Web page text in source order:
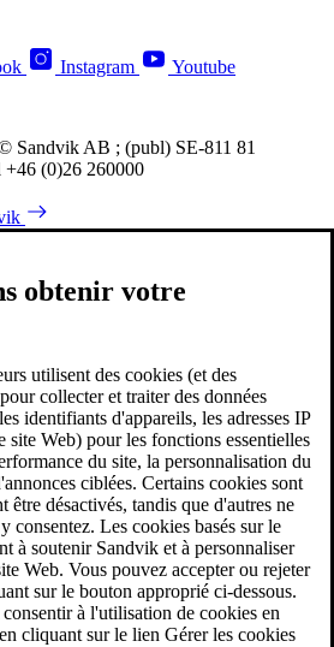
Instagram Youtube
Sandvik AB ; (publ) SE-811 81
+46 (0)26 260000
obtenir votre
utilisent des cookies (et des
collecter et traiter des données
identifiants d'appareils, les adresses IP
site Web) pour les fonctions essentielles
du site, la personnalisation du
ciblées. Certains cookies sont
être désactivés, tandis que d'autres ne
consentez. Les cookies basés sur le
à soutenir Sandvik et à personnaliser
Web. Vous pouvez accepter ou rejeter
sur le bouton approprié ci-dessous.
à l'utilisation de cookies en
cliquant sur le lien Gérer les cookies